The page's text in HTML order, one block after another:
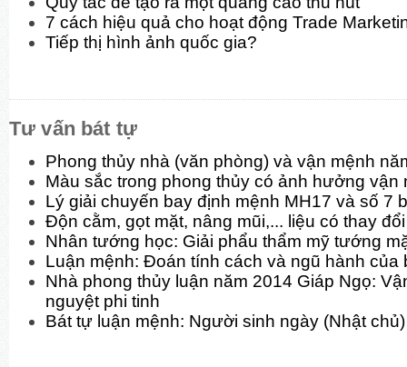
7 cách hiệu quả cho hoạt động Trade
Tiếp thị hình ảnh quốc gia?
Tư vấn bát tự
Phong thủy nhà (văn phòng) và vận mệnh
Màu sắc trong phong thủy có ảnh hưởng vận
Lý giải chuyến bay định mệnh MH17 và số 7
Độn cằm, gọt mặt, nâng mũi,... liệu có thay
Nhân tướng học: Giải phẩu thẩm mỹ tướng
Luận mệnh: Đoán tính cách và ngũ hành của
Nhà phong thủy luận năm 2014 Giáp Ngọ:
nguyệt phi tinh
Bát tự luận mệnh: Người sinh ngày (Nhật